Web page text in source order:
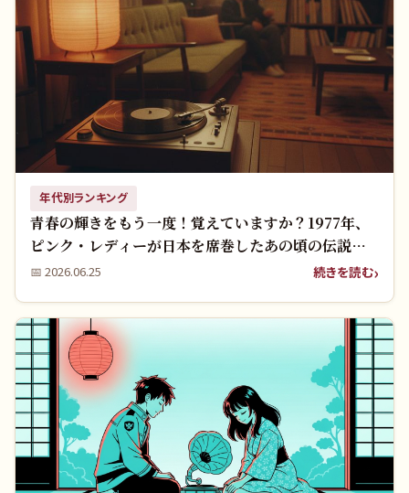
年代別ランキング
青春の輝きをもう一度！覚えていますか？1977年、
ピンク・レディーが日本を席巻したあの頃の伝説と
名曲たち
📅 2026.06.25 続きを読む